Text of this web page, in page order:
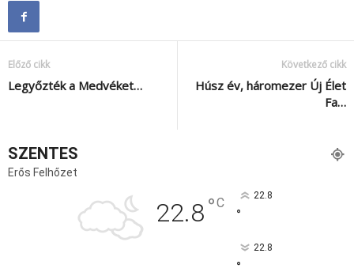
Előző cikk
Legyőzték a Medvéket…
Következő cikk
Húsz év, háromezer Új Élet
Fa…
SZENTES
Erős Felhőzet
22.8°C 22.8
°
22.8
°